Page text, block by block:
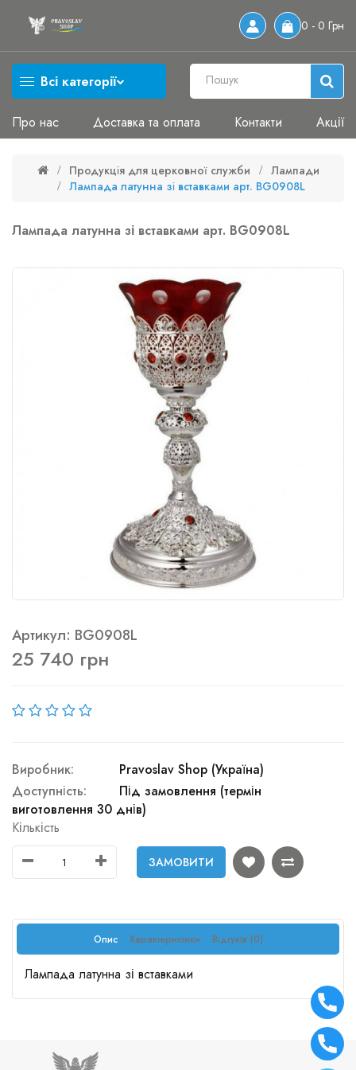
0 - 0 Грн
Всі категорії
Про нас Доставка та оплата Контакти Акції
Продукція для церковної служби
Лампади
Лампада латунна зі вставками арт. BG0908L
Лампада латунна зі вставками арт. BG0908L
Артикул: BG0908L
25 740 грн
Виробник:
Pravoslav Shop (Україна)
Доступність:
Під замовлення (термін
виготовлення 30 днів)
Кількість
ЗАМОВИТИ
Опис Характеристики Відгуків (0)
Лампада латунна зі вставками